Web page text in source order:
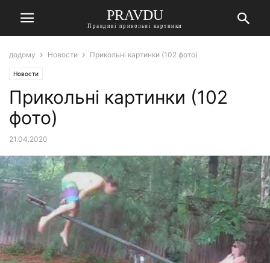
PRAVDU
Правдиві прикольні картинки
додому Новости Прикольні картинки (102 фото)
Новости
Прикольні картинки (102
фото)
21.04.2020